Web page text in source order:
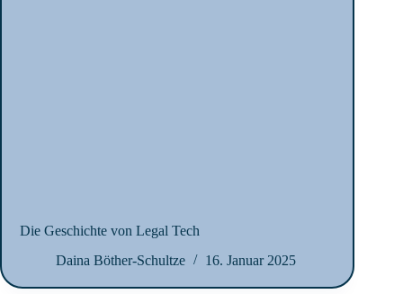
Die Geschichte von Legal Tech
Daina Böther-Schultze
16. Januar 2025